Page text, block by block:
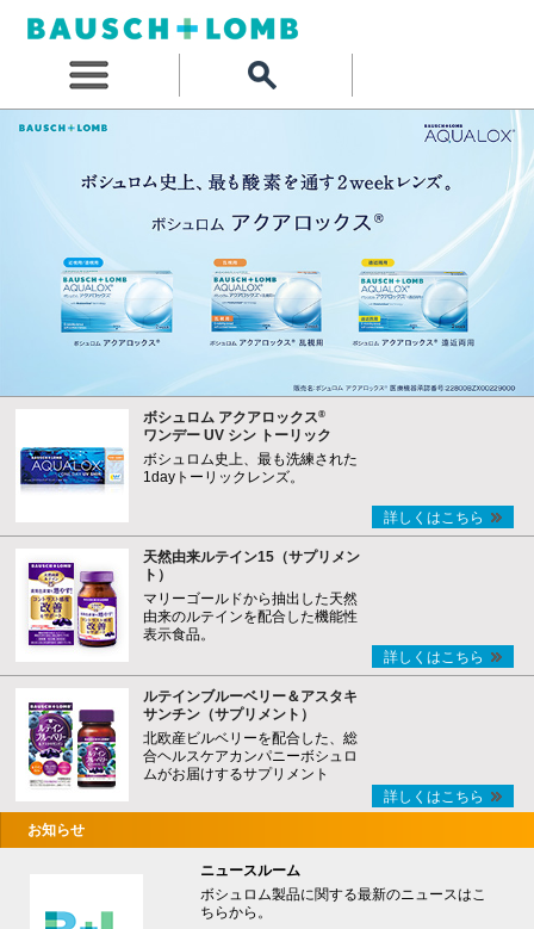
ボシュロム アクアロックス®
ワンデー UV シン トーリック
ボシュロム史上、最も洗練された
1dayトーリックレンズ。
詳しくはこちら
天然由来ルテイン15（サプリメン
ト）
マリーゴールドから抽出した天然
由来のルテインを配合した機能性
表示食品。
詳しくはこちら
ルテインブルーベリー＆アスタキ
サンチン（サプリメント）
北欧産ビルベリーを配合した、総
合ヘルスケアカンパニーボシュロ
ムがお届けするサプリメント
詳しくはこちら
お知らせ
ニュースルーム
ボシュロム製品に関する最新のニュースはこ
ちらから。